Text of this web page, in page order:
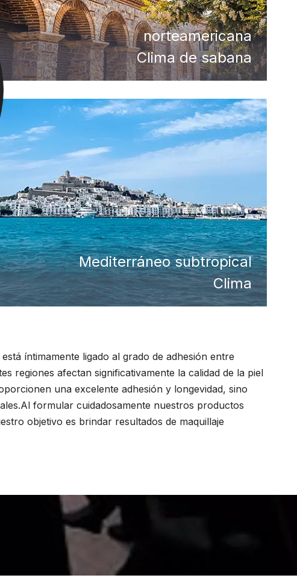
norteamericana
Clima de sabana
Mediterráneo subtropical
Clima
íntimamente ligado al grado de adhesión entre
regiones afectan significativamente la calidad de la piel
una excelente adhesión y longevidad, sino
formular cuidadosamente nuestros productos
objetivo es brindar resultados de maquillaje